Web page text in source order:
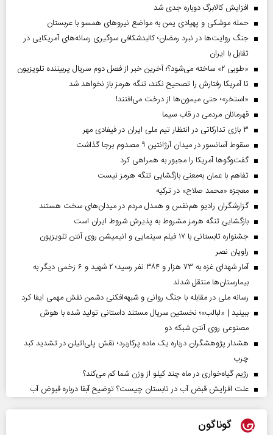
افزایش کالابرگ دوباره جدی شد
حمله موشکی و پهپادی یمن به مواضع نیروهای همسو با عربستان
جنگ روایت‌ها در نبرد رمضان؛ کالبدشکافی سوگیری رسانه‌های آمریکایی در
تقابل با ایران
«طوبی ۲» ساخته می‌شود؟؛ آخرین خبر از فصل دوم سریال پربیننده تلویزیون
تا آمریکا رفتارش را تصحیح نکند، تنگه هرمز باز نخواهد شد
«استخر»‌‌؛ حتی میمون‌ها از درخت می‌افتند!
قهرمانان مردمی در قاب سیما
۳ بازی تدارکاتی در انتظار تیم ملی ایران در فیفادی مهر
سقوط آسانسور در میدان آرژانتین ۹ مصدوم برجا گذاشت
گفت‌وگوها آمریکا را مجبور به همراهی کرد
تفاهم با عمان به‌معنی بازگشایی تنگه هرمز نیست
معجزه «محمد صلاح» در ترکیه
گزارشگران رادیو هم‌نفس و همدل مردم در میدان‌های سخت هستند
بازگشایی تنگه هرمز مشروط به پذیرش شروط ایران است
جشنواره تابستانی با ۱۷ فیلم سینمایی و انیمیشن روی آنتن تلویزیون
راویان نصر
آمار شهدای غزه به ۷۳ هزار و ۳۸۴ نفر رسید؛ ۲ شهید و ۶ زخمی دیگر به
بیمارستان‌ها منتقل شدند
رسانه ملی در مقابله با جنگ روانی و شبهه‌افکنی دشمن نقش مهمی ایفا کرد
ببینید | «لبالب»؛ نخستین سریال مستند داستانی تولید شده با هوش
مصنوعی روی آنتن شبکه دو
هشدار پژوهشگران درباره یک ماده پرکاربرد؛ نقش پلی‌اتیلن در تشدید کبد
چرب
رژیم گیاه‌خواری در ماه چند کیلو از وزن شما کم می‌کند؟
علت افزایش قبض آب در تابستان چیست؟ توضیح آبفا درباره قبوض آب
گوناگون